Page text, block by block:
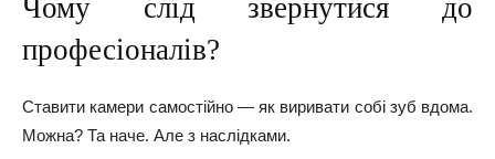
Чому слід звернутися до
професіоналів?
Ставити камери самостійно — як виривати собі зуб вдома.
Можна? Та наче. Але з наслідками.